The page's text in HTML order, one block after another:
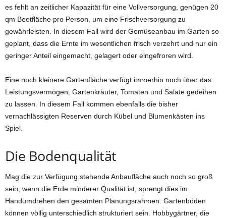
es fehlt an zeitlicher Kapazität für eine Vollversorgung, genügen 20
qm Beetfläche pro Person, um eine Frischversorgung zu
gewährleisten. In diesem Fall wird der Gemüseanbau im Garten so
geplant, dass die Ernte im wesentlichen frisch verzehrt und nur ein
geringer Anteil eingemacht, gelagert oder eingefroren wird.
Eine noch kleinere Gartenfläche verfügt immerhin noch über das
Leistungsvermögen, Gartenkräuter, Tomaten und Salate gedeihen
zu lassen. In diesem Fall kommen ebenfalls die bisher
vernachlässigten Reserven durch Kübel und Blumenkästen ins
Spiel.
Die Bodenqualität
Mag die zur Verfügung stehende Anbaufläche auch noch so groß
sein; wenn die Erde minderer Qualität ist, sprengt dies im
Handumdrehen den gesamten Planungsrahmen. Gartenböden
können völlig unterschiedlich strukturiert sein. Hobbygärtner, die